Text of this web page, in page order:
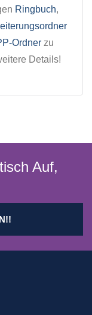
Ringbuch,
Ordner zu
Details!
Auf,